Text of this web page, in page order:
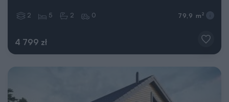
4 799 zł
2 5 2 0 79,9 m 2